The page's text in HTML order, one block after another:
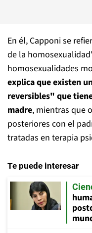
En él, Capponi se
de la
homosexualidades
explica que existen
reversibles" que
madre, mientras que
posteriores con el
tratadas en terapia
Te puede interesar